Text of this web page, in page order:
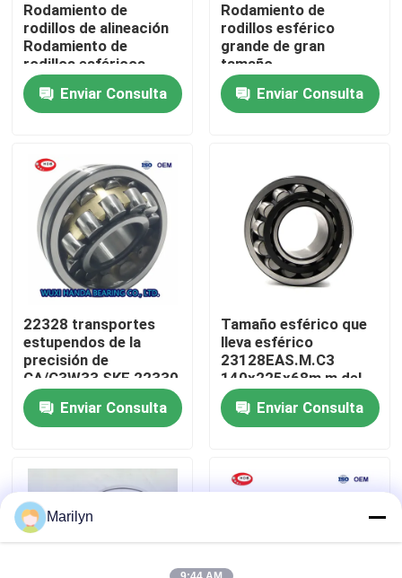
Hogar
Productos
Sobre nosotros
Viaje de la fábrica
Control de calidad
Éntrenos en contacto con
Noticias
Afile el rodamiento de rodillos
Rodamiento de rodillos esférico
Rodamiento de
rodillos de alineación
Rodamiento de
rodillos esféricos
enorme 230/1000F3
230/1000CC
Enviar Consulta
Rodamiento de
rodillos esférico
grande de gran
tamaño
22344CAKW33C3
22344MBW33
22344CCW33
Enviar Consulta
22328 transportes
estupendos de la
precisión de
CA/C3W33 SKF 22330
CA/C3W33
140x300x102m m
Enviar Consulta
Tamaño esférico que
lleva esférico
23128EAS.M.C3
140x225x68m m del
MARICA
23128E1A.M.C3
Enviar Consulta
Marilyn